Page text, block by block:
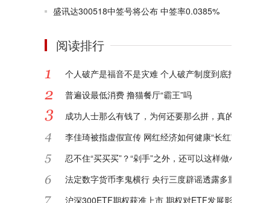
盛讯达300518中签号将公布 中签率0.0385%
阅读排行
个人破产是福音不是灾难 个人破产制度到底指的是什么?
普遍设最低消费 撸猫餐厅“霸王”吗
成功人士那么有钱了，为何还要那么拼，真的对钱那么
李佳琦被指虚假宣传 网红经济如何健康“长红”?
忍不住“买买买”？“剁手”之外，还可以这样做小额理财
法定数字货币李鬼横行 央行三度辟谣透露多重信息
沪深300ETF期权获准上市 期权对ETF发展影响深远